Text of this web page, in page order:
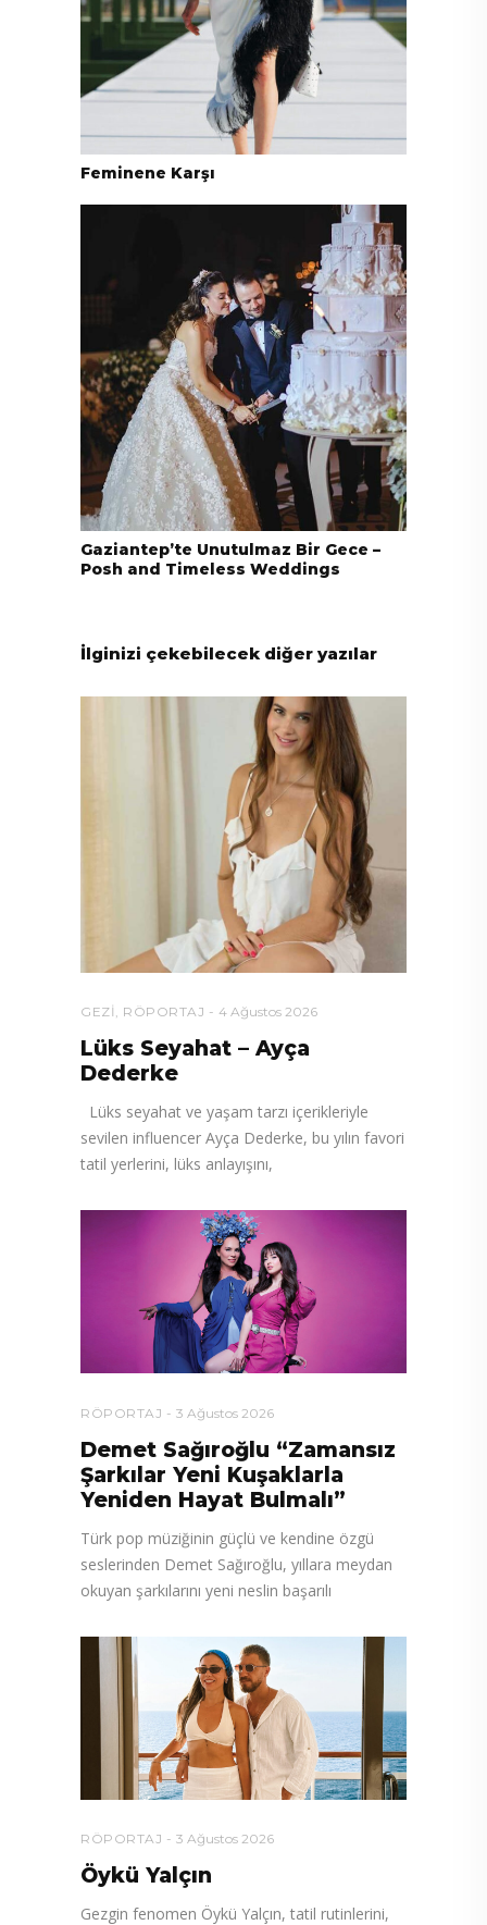
Feminene Karşı
Gaziantep’te Unutulmaz Bir Gece –
Posh and Timeless Weddings
İlginizi çekebilecek diğer yazılar
GEZI , RÖPORTAJ 4 Ağustos 2026
Lüks Seyahat – Ayça
Dederke
Lüks seyahat ve yaşam tarzı içerikleriyle
sevilen influencer Ayça Dederke, bu yılın favori
tatil yerlerini, lüks anlayışını,
RÖPORTAJ 3 Ağustos 2026
Demet Sağıroğlu “Zamansız
Şarkılar Yeni Kuşaklarla
Yeniden Hayat Bulmalı”
Türk pop müziğinin güçlü ve kendine özgü
seslerinden Demet Sağıroğlu, yıllara meydan
okuyan şarkılarını yeni neslin başarılı
RÖPORTAJ 3 Ağustos 2026
Öykü Yalçın
Gezgin fenomen Öykü Yalçın, tatil rutinlerini,